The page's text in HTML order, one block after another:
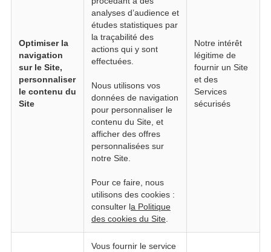
Optimiser la
navigation
sur le Site,
personnaliser
le contenu du
Site
analyses d’audience et
études statistiques par
la traçabilité des
actions qui y sont
effectuées.
Nous utilisons vos
données de navigation
pour personnaliser le
contenu du Site, et
afficher des offres
personnalisées sur
notre Site.
Pour ce faire, nous
utilisons des cookies :
consulter la Politique
des cookies du Site
Notre intérêt
légitime de
fournir un Site
et des
Services
sécurisés
Vous fournir le service